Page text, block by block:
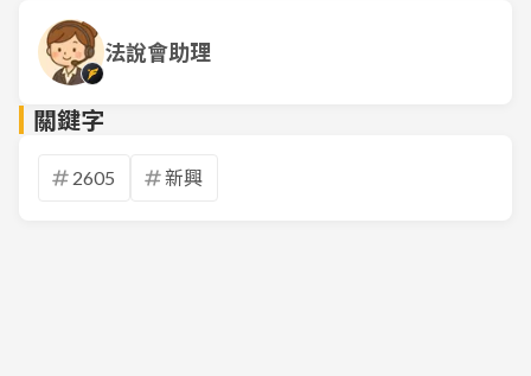
法說會助理
關鍵字
2605 新興